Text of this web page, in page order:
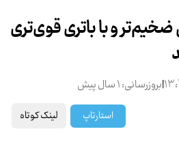
مکس ضخیم‌تر و با باتری قوی‌تری
|بروزرسانی: 1 سال پیش
استارتاپ لینک کوتاه